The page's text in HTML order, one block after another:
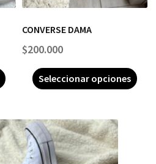
CONVERSE DAMA
$200.000
Seleccionar opciones